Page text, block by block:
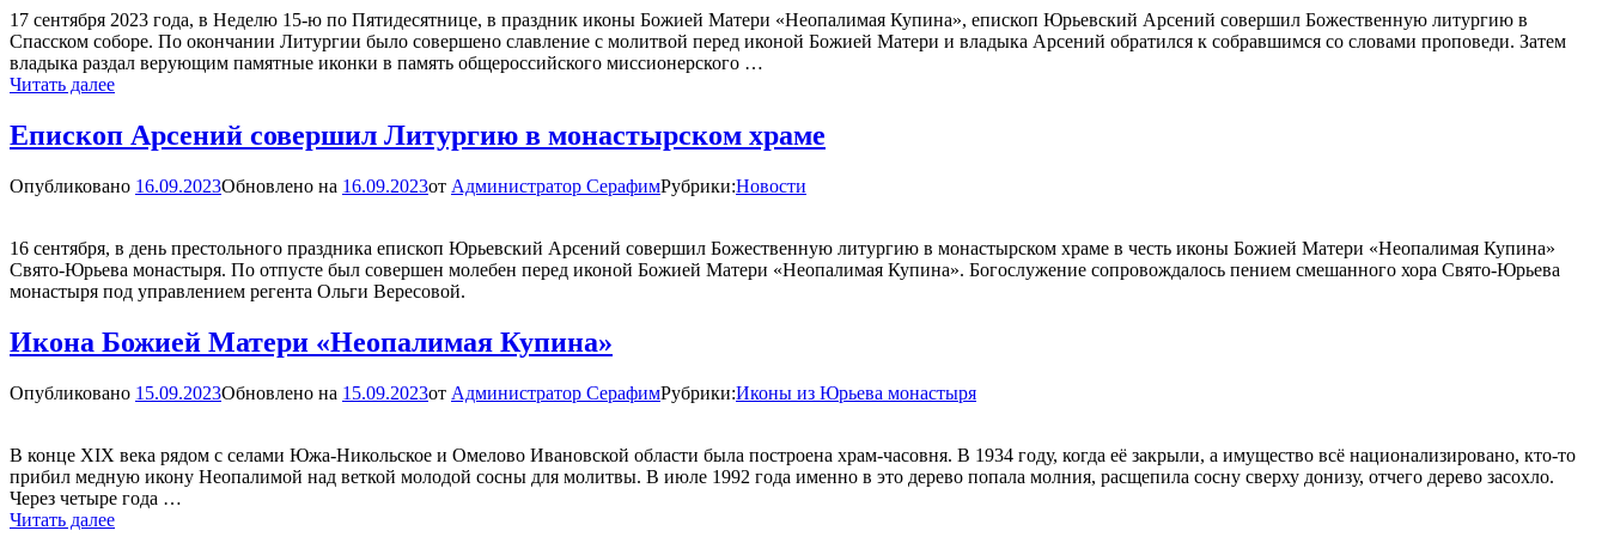
Великом
Новгороде
17 сентября 2023 года, в Неделю 15-ю по Пятидесятнице, в праздник иконы Божией Матери «Неопалимая Купина», епископ Юрьевский Арсений совершил Божественную литургию в
Спасском соборе. По окончании Литургии было совершено славление с молитвой перед иконой Божией Матери и владыка Арсений обратился к собравшимся со словами проповеди. Затем
владыка раздал верующим памятные иконки в память общероссийского миссионерского …
Читать далееНеделя
по
Епископ Арсений совершил Литургию в монастырском храме
Опубликовано 16.09.2023Обновлено на 16.09.2023от Администратор СерафимРубрики:Новости
16 сентября, в день престольного праздника епископ Юрьевский Арсений совершил Божественную литургию в монастырском храме в честь иконы Божией Матери «Неопалимая Купина»
Свято-Юрьева монастыря. По отпусте был совершен молебен перед иконой Божией Матери «Неопалимая Купина». Богослужение сопровождалось пением смешанного хора Свято-Юрьева
монастыря под управлением регента Ольги Вересовой.
Икона Божией Матери «Неопалимая Купина»
Опубликовано 15.09.2023Обновлено на 15.09.2023от Администратор СерафимРубрики:Иконы из Юрьева монастыря
В конце XIX века рядом с селами Южа-Никольское и Омелово Ивановской области была построена храм-часовня. В 1934 году, когда её закрыли, а имущество всё национализировано, кто-то
прибил медную икону Неопалимой над веткой молодой сосны для молитвы. В июле 1992 года именно в это дерево попала молния, расщепила сосну сверху донизу, отчего дерево засохло.
Через четыре года …
Читать далееИкона